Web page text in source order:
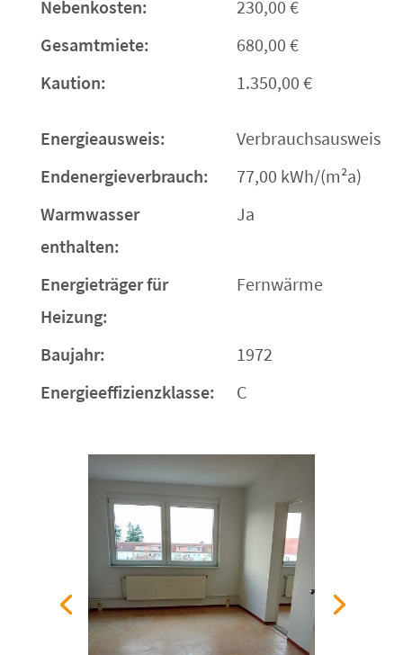
Nebenkosten:
230,00 €
Gesamtmiete:
680,00 €
Kaution:
1.350,00 €
Energieausweis:
Verbrauchsausweis
Endenergieverbrauch:
77,00 kWh/(m²a)
Warmwasser
enthalten:
Ja
Energieträger für
Heizung:
Fernwärme
Baujahr:
1972
Energieeffizienzklasse:
C